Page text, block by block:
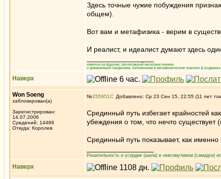
Здесь точные чужие побуждения
общем).
Вот вам и метафизика - верим в
И реалист, и идеалист думают здесь
новичок на форуме, прочитавший несколько книжек
и доверяющий сведениям, изложенным в метафизическом трактате
Наверх
Won Soeng
заблокирован(а)
Зарегистрирован:
14.07.2006
Суждений: 14466
Откуда: Королев
№255951 Добавлено: Ср 23 Сен 15, 22:55 (11 лет
Срединный путь избегает крайностей
убеждения о том, что нечто существует
Срединный путь показывает, как именно
Решительность и усердие (шила) в невозмутимом (самадхи)
Наверх